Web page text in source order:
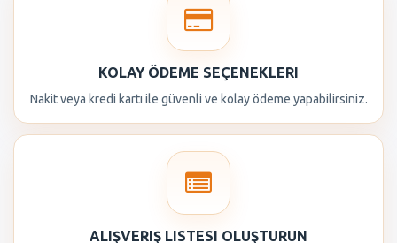
KOLAY ÖDEME SEÇENEKLERI
Nakit veya kredi kartı ile güvenli ve kolay ödeme yapabilirsiniz.
ALIŞVERIŞ LISTESI OLUŞTURUN